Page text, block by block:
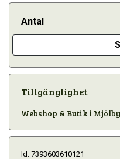
Antal
Tillgänglighet
Webshop & Butik i Mjölby
Id: 7393603610121